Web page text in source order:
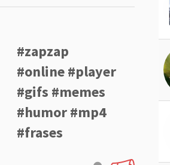
#zapzap
#online #player
#gifs #memes
#humor #mp4
#frases